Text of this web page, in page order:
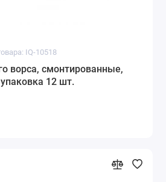
IQ-10518
ворса, смонтированные,
12 шт.